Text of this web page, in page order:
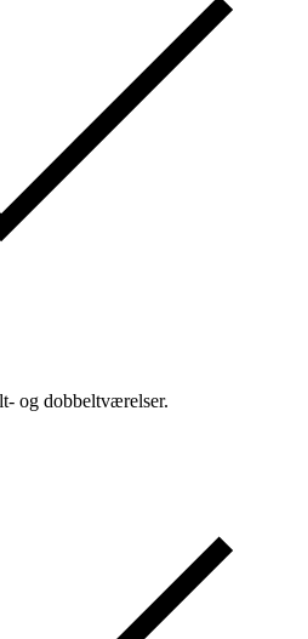
og dobbeltværelser.